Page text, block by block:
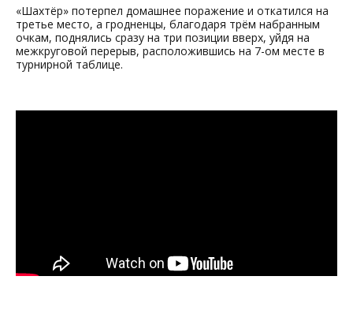
«Шахтёр» потерпел домашнее поражение и откатился на
третье место, а гродненцы, благодаря трём набранным
очкам, поднялись сразу на три позиции вверх, уйдя на
межкруговой перерыв, расположившись на 7-ом месте в
турнирной таблице.